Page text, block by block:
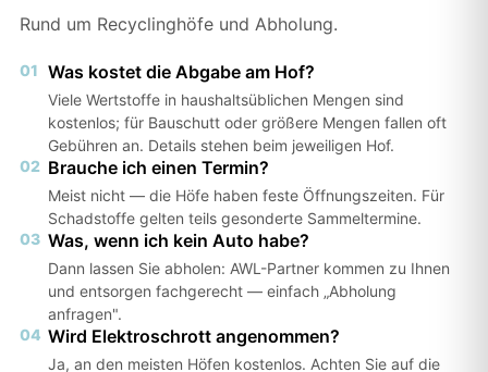
Rund um Recyclinghöfe und Abholung.
01 Was kostet die Abgabe am Hof?
Viele Wertstoffe in haushaltsüblichen Mengen sind
kostenlos; für Bauschutt oder größere Mengen fallen oft
Gebühren an. Details stehen beim jeweiligen Hof.
02 Brauche ich einen Termin?
Meist nicht — die Höfe haben feste Öffnungszeiten. Für
Schadstoffe gelten teils gesonderte Sammeltermine.
03 Was, wenn ich kein Auto habe?
Dann lassen Sie abholen: AWL-Partner kommen zu Ihnen
und entsorgen fachgerecht — einfach „Abholung
anfragen".
04 Wird Elektroschrott angenommen?
Ja, an den meisten Höfen kostenlos. Achten Sie auf die